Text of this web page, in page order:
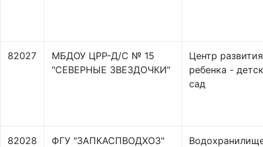
82027
МБДОУ ЦРР-Д/С № 15
"СЕВЕРНЫЕ ЗВЕЗДОЧКИ"
Центр развития
ребенка -
сад
82028 ФГУ "ЗАПКАСПВОДХОЗ"